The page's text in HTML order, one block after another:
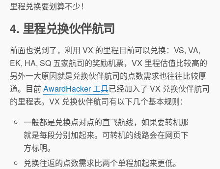
里程兑换要划算不少！
4. 里程兑换伙伴航司
前面也说到了，利用 VX 的里程目前可以兑换：VS, VA,
EK, HA, SQ 五家航司的奖励机票，VX 里程估值比较高的
另外一大原因就是兑换伙伴航司的点数需求也往往比较厚
道。目前AwardHacker 工具已经加入了 VX 兑换伙伴航司
的里程表。VX 兑换伙伴航司有以下几个基本规则：
一般都是兑换点对点的直飞航线，如果要转机那
就是每段分别加起来。可转机的线路会在网页下
方标明。
兑换往返的点数需求比两个单程加起来更低。